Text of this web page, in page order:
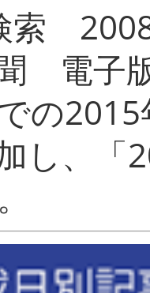
索
電子
の
し、「
し